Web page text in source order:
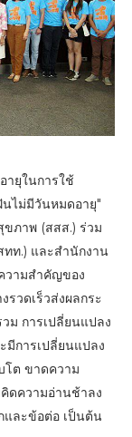
ายุในการใช้
ไม่มีวันหมดอายุ"
ภาพ (สสส.) ร่วม
ทท.) และสำนักงาน
วามสำคัญของ
รวดเร็วส่งผลกระ
ม การเปลี่ยนแปลง
มีการเปลี่ยนแปลง
โต ขาดความ
คิดความอ่านช้าลง
และข้อต่อ เป็นต้น